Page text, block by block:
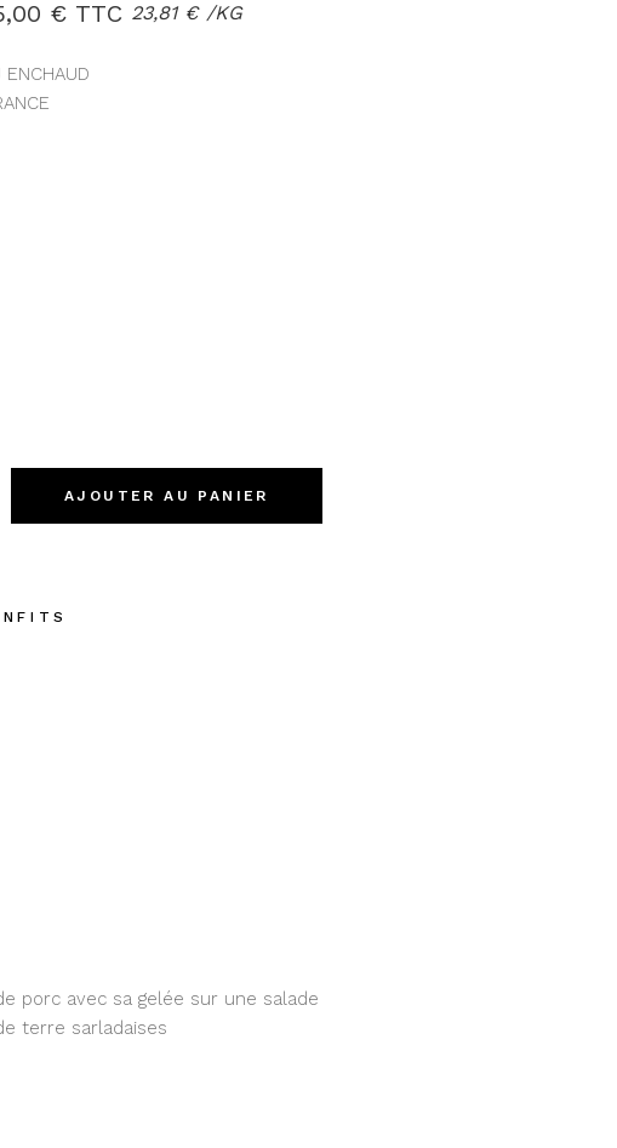
€ TTC 23,81 € /KG
ENCHAUD
AJOUTER AU PANIER
porc avec sa gelée sur une salade
terre sarladaises